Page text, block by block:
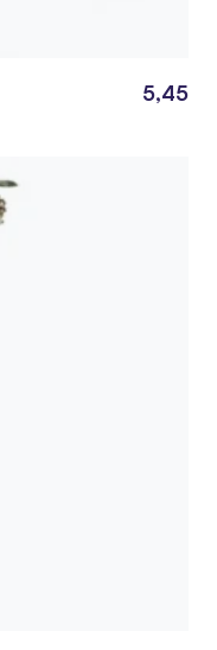
5,45